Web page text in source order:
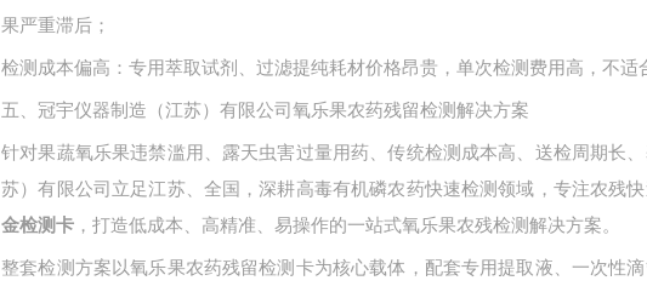
果严重滞后；
检测成本偏高：专用萃取试剂、过滤提纯耗材价格昂贵，单次检测费用高，不适
五、冠宇仪器制造（江苏）有限公司氧乐果农药残留检测解决方案
针对果蔬氧乐果违禁滥用、露天虫害过量用药、传统检测成本高、送检周期长
苏）有限公司立足江苏、全国，深耕高毒有机磷农药快速检测领域，专注农残
金检测卡 ，打造低成本、高精准、易操作的一站式氧乐果农残检测解决方案。
整套检测方案以氧乐果农药残留检测卡为核心载体，配套专用提取液、一次性